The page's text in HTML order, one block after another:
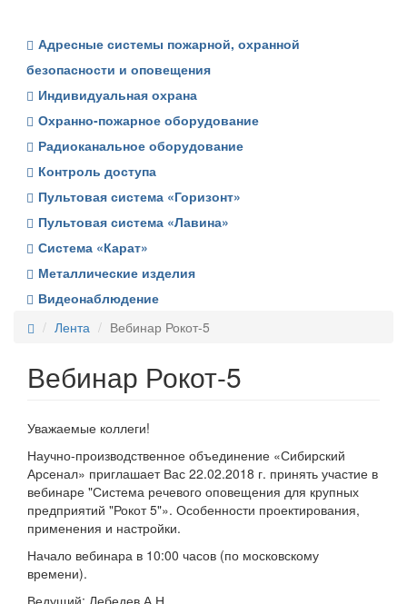
Адресные системы пожарной, охранной
безопасности и оповещения
Индивидуальная охрана
Охранно-пожарное оборудование
Радиоканальное оборудование
Контроль доступа
Пультовая система «Горизонт»
Пультовая система «Лавина»
Система «Карат»
Металлические изделия
Видеонаблюдение
Лента
Вебинар Рокот-5
Вебинар Рокот-5
Уважаемые коллеги!
Научно-производственное объединение «Сибирский
Арсенал» приглашает Вас 22.02.2018 г. принять участие в
вебинаре "Система речевого оповещения для крупных
предприятий "Рокот 5"». Особенности проектирования,
применения и настройки.
Начало вебинара в 10:00 часов (по московскому
времени).
Ведущий: Лебедев А.Н.